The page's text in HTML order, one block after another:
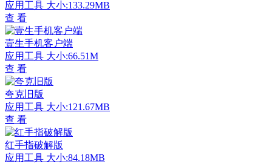
应用工具 大小:133.29MB
查 看
壹生手机客户端
应用工具 大小:66.51M
查 看
夸克旧版
应用工具 大小:121.67MB
查 看
红手指破解版
应用工具 大小:84.18MB